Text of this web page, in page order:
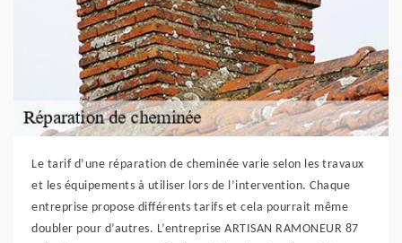
Le tarif d’une réparation de cheminée varie selon les travaux
et les équipements à utiliser lors de l’intervention. Chaque
entreprise propose différents tarifs et cela pourrait même
doubler pour d’autres. L’entreprise ARTISAN RAMONEUR 87